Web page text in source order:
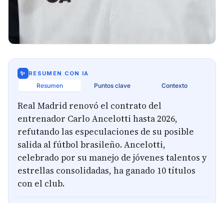
✨ RESUMEN CON IA
Resumen Puntos clave Contexto
Real Madrid renovó el contrato del
entrenador Carlo Ancelotti hasta 2026,
refutando las especulaciones de su posible
salida al fútbol brasileño. Ancelotti,
celebrado por su manejo de jóvenes talentos y
estrellas consolidadas, ha ganado 10 títulos
con el club.